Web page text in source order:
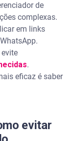
de
complexas.
em links
evite
.
eficaz é saber
evitar